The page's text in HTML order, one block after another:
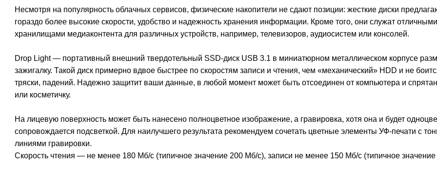
Несмотря на популярность облачных сервисов, физические накопители не сдают позиции: жесткие диски
гораздо более высокие скорости, удобство и надежность хранения информации. Кроме того, они служат отличными
хранилищами медиаконтента для различных устройств, например, телевизоров, аудиосистем или консолей.
Drop Light — портативный внешний твердотельный SSD-диск USB 3.1 в миниатюрном металлическом корпусе
зажигалку. Такой диск примерно вдвое быстрее по скоростям записи и чтения, чем «механический» HDD и не
тряски, падений. Надежно защитит ваши данные, в любой момент может быть отсоединен от компьютера и
или косметичку.
На лицевую поверхность может быть нанесено полноцветное изображение, а гравировка, хотя она и будет
сопровождается подсветкой. Для наилучшего результата рекомендуем сочетать цветные элементы УФ-печати с
линиями гравировки.
Скорость чтения — не менее 180 Мб/c (типичное значение 200 Мб/c), записи не менее 150 Мб/c (типичное